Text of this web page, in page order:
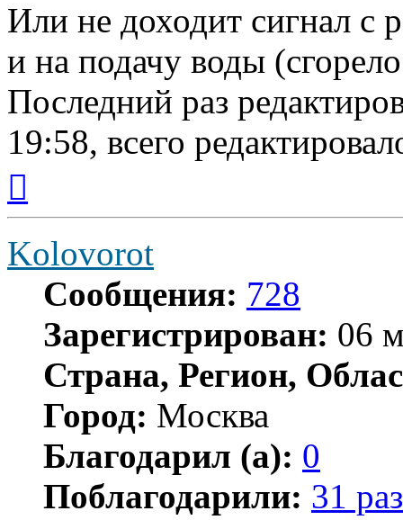
Или не доходит сигнал с
и на подачу воды
Последний раз
19:58, всего
началу
Kolovorot
Сообщения: 728
Зарегистрирован: 06
Страна, Регион,
Город: Москва
Благодарил (а): 0
Поблагодарили: 31 раз